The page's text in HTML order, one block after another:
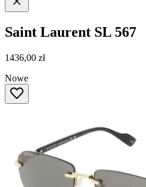
Saint Laurent SL 567
1436,00 zł
Nowe